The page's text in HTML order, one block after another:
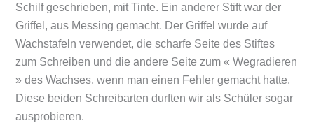
Schilf geschrieben, mit Tinte. Ein anderer Stift war der
Griffel, aus Messing gemacht. Der Griffel wurde auf
Wachstafeln verwendet, die scharfe Seite des Stiftes
zum Schreiben und die andere Seite zum « Wegradieren
» des Wachses, wenn man einen Fehler gemacht hatte.
Diese beiden Schreibarten durften wir als Schüler sogar
ausprobieren.